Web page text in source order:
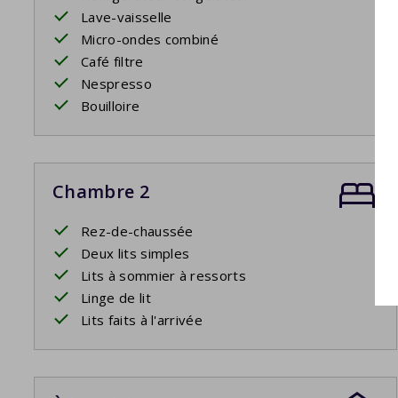
Lave-vaisselle
Micro-ondes combiné
Café filtre
Nespresso
Bouilloire
Chambre 2
Rez-de-chaussée
Deux lits simples
Lits à sommier à ressorts
Linge de lit
Lits faits à l'arrivée